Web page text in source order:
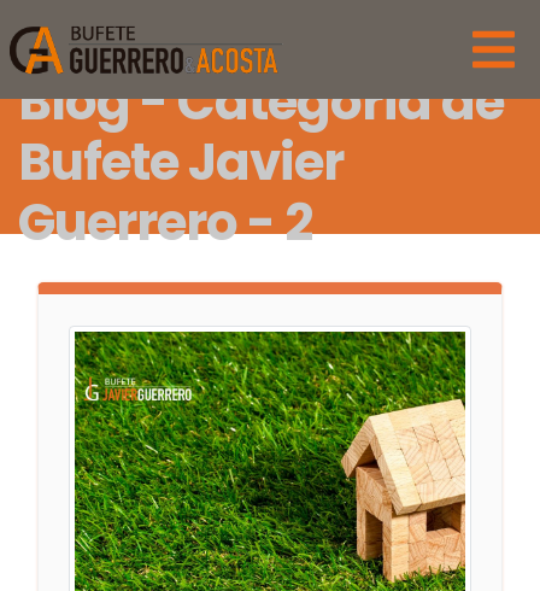
Blog - Categoría de
Bufete Javier
Guerrero - 2